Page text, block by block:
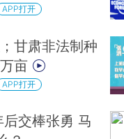
APP打开
甘肃非法制种
亩
APP打开
交棒张勇 马